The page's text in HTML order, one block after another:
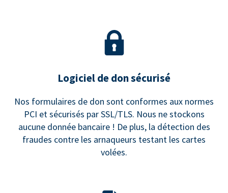
Logiciel de don sécurisé
Nos formulaires de don sont conformes aux normes
PCI et sécurisés par SSL/TLS. Nous ne stockons
aucune donnée bancaire ! De plus, la détection des
fraudes contre les arnaqueurs testant les cartes
volées.